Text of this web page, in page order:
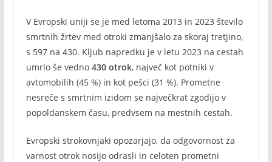
V Evropski uniji se je med letoma 2013 in 2023 število
smrtnih žrtev med otroki zmanjšalo za skoraj tretjino,
s 597 na 430. Kljub napredku je v letu 2023 na cestah
umrlo še vedno 430 otrok, največ kot potniki v
avtomobilih (45 %) in kot pešci (31 %). Prometne
nesreče s smrtnim izidom se največkrat zgodijo v
popoldanskem času, predvsem na mestnih cestah.
Evropski strokovnjaki opozarjajo, da odgovornost za
varnost otrok nosijo odrasli in celoten prometni